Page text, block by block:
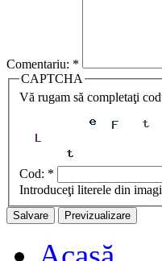
Comentariu: *
CAPTCHA
Vă rugam să completaţi
Cod: *
Introduceţi literele din